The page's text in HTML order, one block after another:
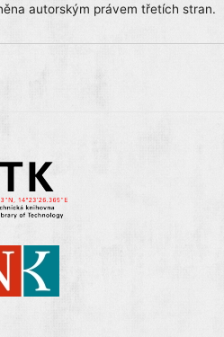
autorským právem třetích stran.